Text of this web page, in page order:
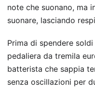
note che suonano, ma
suonare, lasciando
Prima di spendere
pedaliera da tremila
batterista che sappia
senza oscillazioni per